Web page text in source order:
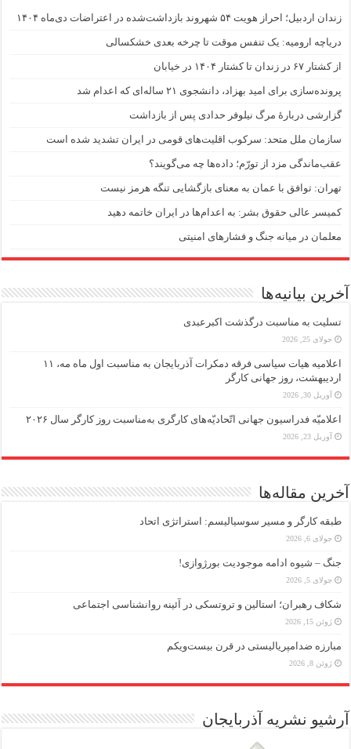
زندان اردبیل؛ احراز هویت ۵۴ شهروند بازداشت‌شده در اعتراضات دی‌ماه ۱۴۰۴
دریاچه ارومیه: یک تنفس موقت تا چرخه بعدی خشکسالی
از کشتار ۶۷ در زندان تا کشتار ۱۴۰۴ در خیابان
پرونده‌سازی برای امید بهزاد، دانشجوی ۲۱ ساله‌ای که اعدام شد
گزارشی دربارهٔ مرگ نیلوفر حدادی پس از بازداشت
سازمان ملل متحد: سرکوب اقلیت‌های قومی در ایران تشدید شده است
عقب‌ماندگی مزد از تورّم؛ داده‌ها چه می‌گویند؟
تهران: توافق با عمان به معنای بازگشایی تنگه هرمز نیست
کمیسر عالی حقوق بشر: به اعدام‌ها در ایران خاتمه دهید
معلمان در میانه جنگ و فشارهای امنیتی
آخرین بیانیه‌ها
تسلیت به مناسبت درگذشت اکبرعبدی
جولای 25, 2026
اعلامیه هیات سیاسی فرقه دمکرات آذربایجان به مناسبت اول ماه مه، ۱۱
اردیبهشت، روز جهانی کارگر
آوریل 30, 2026
اعلامیّه فدراسیون جهانی اتّحادیّه‌های کارگری به‌مناسبت روز کارگر سال ۲۰۲۶
آوریل 23, 2026
آخرین مقاله‌ها
طبقه کارگر و مسیر سوسیالیسم: استراتژی اتحاد
جولای 6, 2026
جنگ – شیوه ادامه موجودیت بورژوازی!
جولای 5, 2026
شکاف رهبران؛ استالین و تروتسکی در آئینه روانشناسی اجتماعی
ژوئن 15, 2026
مبارزه ضد‌امپریالیستی در قرن بیست‌ویکم
ژوئن 8, 2026
آرشیو نشریه آذربایجان